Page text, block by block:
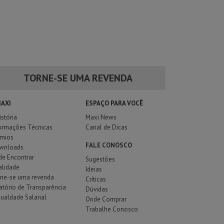
TORNE-SE UMA REVENDA
Técnicas
Encontrar
se uma revenda
de Transparência
Salarial
ESPAÇO PARA VOCÊ
Maxi News
Canal de Dicas
FALE CONOSCO
Sugestões
Ideias
Críticas
Dúvidas
Onde Comprar
Trabalhe Conosco